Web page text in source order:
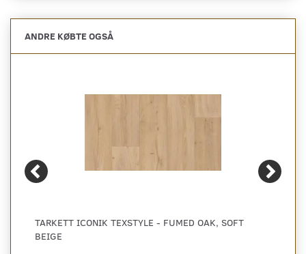
ANDRE KØBTE OGSÅ
TARKETT ICONIK TEXSTYLE - FUMED OAK, SOFT
BEIGE